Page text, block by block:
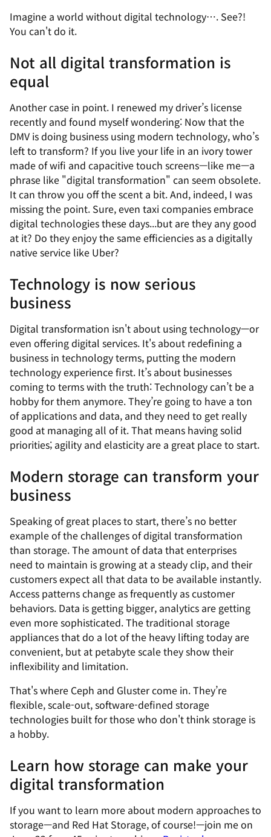
Imagine a world without digital technology…. See?!
You can't do it.
Not all digital transformation is
equal
Another case in point. I renewed my driver’s license
recently and found myself wondering: Now that the
DMV is doing business using modern technology, who’s
left to transform? If you live your life in an ivory tower
made of wifi and capacitive touch screens—like me—a
phrase like "digital transformation" can seem obsolete.
It can throw you off the scent a bit. And, indeed, I was
missing the point. Sure, even taxi companies embrace
digital technologies these days...but are they any good
at it? Do they enjoy the same efficiencies as a digitally
native service like Uber?
Technology is now serious
business
Digital transformation isn't about using technology—or
even offering digital services. It's about redefining a
business in technology terms, putting the modern
technology experience first. It’s about businesses
coming to terms with the truth: Technology can’t be a
hobby for them anymore. They’re going to have a ton
of applications and data, and they need to get really
good at managing all of it. That means having solid
priorities; agility and elasticity are a great place to start.
Modern storage can transform your
business
Speaking of great places to start, there’s no better
example of the challenges of digital transformation
than storage. The amount of data that enterprises
need to maintain is growing at a steady clip, and their
customers expect all that data to be available instantly.
Access patterns change as frequently as customer
behaviors. Data is getting bigger, analytics are getting
even more sophisticated. The traditional storage
appliances that do a lot of the heavy lifting today are
convenient, but at petabyte scale they show their
inflexibility and limitation.
That's where Ceph and Gluster come in. They’re
flexible, scale-out, software-defined storage
technologies built for those who don't think storage is
a hobby.
Learn how storage can make your
digital transformation
If you want to learn more about modern approaches to
storage—and Red Hat Storage, of course!—join me on